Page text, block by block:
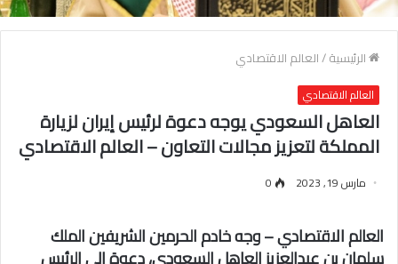
الرئيسية/العالم الاقتصادي
العالم الاقتصادي
العاهل السعودي يوجه دعوة لرئيس إيران لزيارة
المملكة لتعزيز مجالات التعاون – العالم الاقتصادي
مارس 19, 2023 0
العالم الاقتصادي – وجه خادم الحرمين الشريفين الملك